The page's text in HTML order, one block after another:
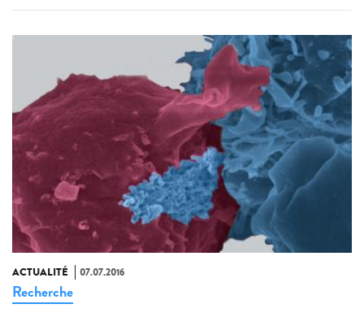
ACTUALITÉ 07.07.2016
Recherche